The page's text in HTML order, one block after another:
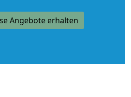
Angebote erhalten